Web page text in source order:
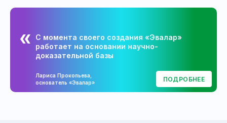
С момента своего создания «Эвалар»
работает на основании научно-
доказательной базы
Лариса Прокопьева,
основатель «Эвалар»
ПОДРОБНЕЕ